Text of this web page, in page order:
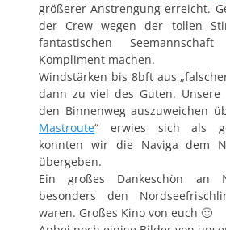
größerer Anstrengung erreicht.
der Crew wegen der tollen
fantastischen
Kompliment machen.
Windstärken bis 8bft aus
dann zu viel des Guten. Unsere
den Binnenweg auszuweichen
Mastroute“ erwies sich als
konnten wir die Naviga dem
übergeben.
Ein großes Dankeschön an
besonders den
waren. Großes Kino von euch 🙂